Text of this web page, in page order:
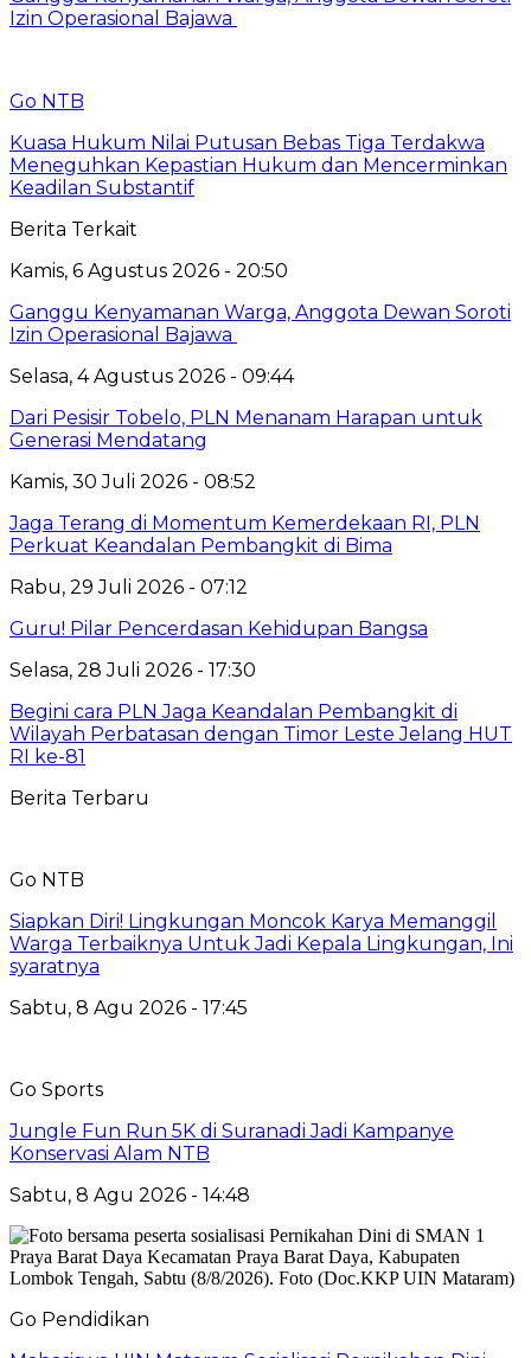
Izin Operasional Bajawa
Go NTB
Kuasa Hukum Nilai Putusan Bebas Tiga Terdakwa
Meneguhkan Kepastian Hukum dan Mencerminkan
Keadilan Substantif
Berita Terkait
Kamis, 6 Agustus 2026 - 20:50
Ganggu Kenyamanan Warga, Anggota Dewan Soroti
Izin Operasional Bajawa
Selasa, 4 Agustus 2026 - 09:44
Dari Pesisir Tobelo, PLN Menanam Harapan untuk
Generasi Mendatang
Kamis, 30 Juli 2026 - 08:52
Jaga Terang di Momentum Kemerdekaan RI, PLN
Perkuat Keandalan Pembangkit di Bima
Rabu, 29 Juli 2026 - 07:12
Guru! Pilar Pencerdasan Kehidupan Bangsa
Selasa, 28 Juli 2026 - 17:30
Begini cara PLN Jaga Keandalan Pembangkit di
Wilayah Perbatasan dengan Timor Leste Jelang HUT
RI ke-81
Berita Terbaru
Go NTB
Siapkan Diri! Lingkungan Moncok Karya Memanggil
Warga Terbaiknya Untuk Jadi Kepala Lingkungan, Ini
syaratnya
Sabtu, 8 Agu 2026 - 17:45
Go Sports
Jungle Fun Run 5K di Suranadi Jadi Kampanye
Konservasi Alam NTB
Sabtu, 8 Agu 2026 - 14:48
Go Pendidikan